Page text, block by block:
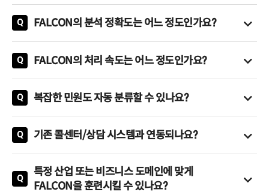
정확도 :유형 분류 및 요약 정확도가 기존 방식 대비 약 20% 이
상 향상되었습니다.
무사전 학습 :복잡한 사전 학습 과정 없이도 즉시 높은 정확도의
분석 결과를 제공합니다.
류▲분배▲지정▲답변 생성, 그리고 원인 분석 및 개선 방향 도
출에 이르는 일련의 프로세스 전체를 완전히 자동화할 수 있습니
다.
사람에 의한 사후 검증(육안 판단, 재검증) 없이도 모든 단계에서
자동화가 가능해져 업무 효율을 극대화합니다.
- 이슈 탐지 및 경보(조기 경보): VIP 지시사항, 언론 보도, 형사 소
송 등 중요한 VOC를 실시간으로 식별하고 담당자에게 즉시 알림
- 반복 민원 자동 식별 및 처리: 반복되는 민원을 회차별로 자동
식별, 분류하며, 법령에 따라 3회 이상 반복 시 자동 종결 처리가
가능합니다.
- VOC 분류, 분배: LLM 기반으로 VOC의 유형, 관련 부서, 담당자
를 자동으로 분류하고, 우선순위를 정렬하며, 유사도 기반의 군집
- 군집 분석: 유사한 VOC를 자동으로 클러스터링하여 병합하고,
이를 일괄적으로 분배, 상신, 답변할 수 있도록 돕습니다.
- VOC 요약 및 생성: AI 기반으로 VOC를 높은 정확도(ROUGE-1
75-80% 이상)로 요약하며, 법적 근거를 포함한 맞춤형 답변을
(NLP) 기술을 활용하여 안정적이고 강력한 성능을 제공합니다.
검색 기술 :FAISS 기반 벡터 검색 (RAG)
학습 데이터 :대규모의 정제된 데이터를 활용합니다. (예: 1,500
만 건의 VOC, 28,953시간의 콜 음성 데이터, 2TB의 저장 용량)
빠른 응답 속도를 자랑합니다.
배포 환경 :Docker/Kubernetes 기반으로 유연하게 확장 가능
한 환경을 제공합니다.
사의 보안 및 특정 요구사항을 충족합니다.
- OpenAI : GPT-4o
Q FALCON의 분석 정확도는 어느 정도인가요?
- 유형 분류 정확도 : 기존 텍스트 분석(TA) 솔루션 대비 20% 이
상 향상되었습니다.
- 군집 정확도 (Silhouette Score 기준) : 0.5-0.7 이상의 높은 군
집도를 유지합니다.
- 병합 정합률 (Precision 기준) : 90% 이상의 뛰어난 정합률로
유사 VOC를 정확히 병합합니다.
- 생성형 응답 정확도 (BLEU 또는 Human Evaluation 기준) :
4.0/5.0 이상의 높은 점수를 기록하며 사람처럼 자연스럽고 정
확한 답변을 생성합니다.
Q FALCON의 처리 속도는 어느 정도인가요?
고 처리할 수 있도록 최적화되어 설계되었습니다. 이는 자동화된
응답 생성 시 응답 시간을 최대 80%까지 단축시킬 수 있습니다.
- VOC 분석: 1초 미만
- 분류 처리: 500ms 이하
- 답변 생성: 3초 이내 (법적 근거 포함)
Q 복잡한 민원도 자동 분류할 수 있나요?
잡하고 모호한 민원도 정확하게 분류합니다.
- 다중(복합) VOC : 하나의 VOC에 여러 문제가 혼합된 복합적인
민원도 자동으로 식별하고 분류합니다.
- 반복 민원 식별 : 내용이나 형식을 약간씩 변경하여 수십, 수백
Q 기존 콜센터/상담 시스템과 연동되나요?
습니다.
Q
특정 산업 또는 비즈니스 도메인에 맞게
FALCON을 훈련시킬 수 있나요?